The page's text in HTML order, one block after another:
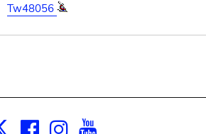
Tw48056